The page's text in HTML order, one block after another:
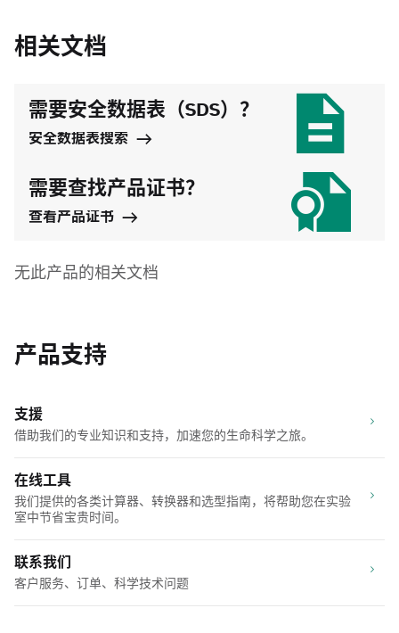
相关文档
需要安全数据表（SDS）？
安全数据表搜索
需要查找产品证书？
查看产品证书
无此产品的相关文档
产品支持
支援
借助我们的专业知识和支持，加速您的生命科学之旅。
在线工具
我们提供的各类计算器、转换器和选型指南，将帮助您在实验
室中节省宝贵时间。
联系我们
客户服务、订单、科学技术问题